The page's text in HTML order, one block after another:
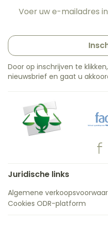
Door op inschrijven te
nieuwsbrief en gaat u
Juridische links
Algemene
Cookies ODR-platform